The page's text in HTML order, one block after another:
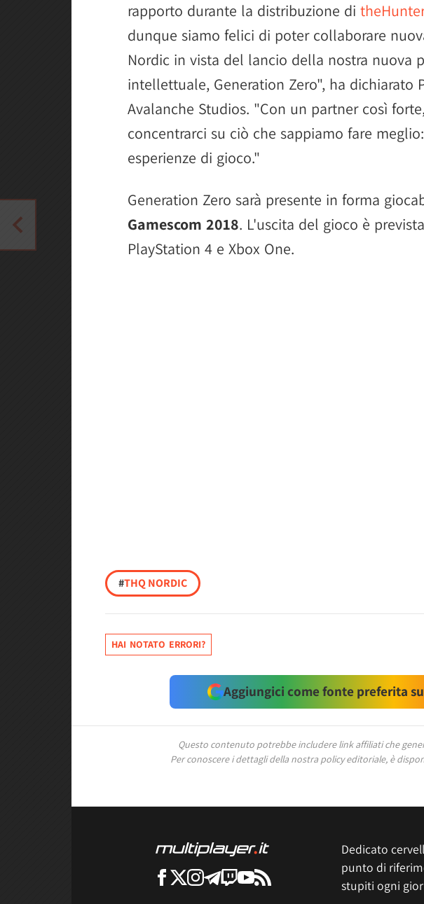
rapporto durante la distribuzione di
dunque siamo felici di poter collaborare
Nordic in vista del lancio della nostra nuova
intellettuale, Generation Zero", ha dichiarato
Avalanche Studios. "Con un partner così
concentrarci su ciò che sappiamo fare
esperienze di gioco."
Generation Zero sarà presente in forma
Gamescom 2018. L'uscita del gioco è
PlayStation 4 e Xbox One.
#THQ NORDIC
HAI NOTATO ERRORI?
Aggiungici come fonte preferita
Questo contenuto potrebbe includere link affiliati che
Per conoscere i dettagli della nostra policy editoriale, è
Dedicato
punto di
stupiti ogni